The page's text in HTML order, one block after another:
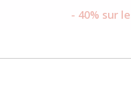
- 40% sur